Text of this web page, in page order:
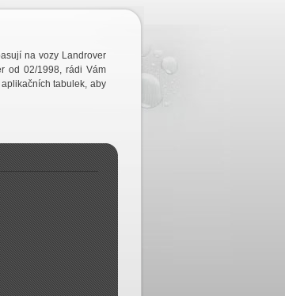
na vozy Landrover
od 02/1998, rádi Vám
tabulek, aby